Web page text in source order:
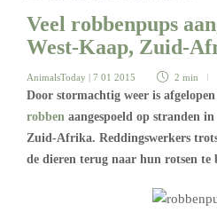
Veel robbenpups
West-Kaap, Zuid-
AnimalsToday | 7 01 2015 2 min
Door stormachtig weer is
robben aangespoeld op stranden
Zuid-Afrika. Reddingswerkers
de dieren terug naar hun rotsen te